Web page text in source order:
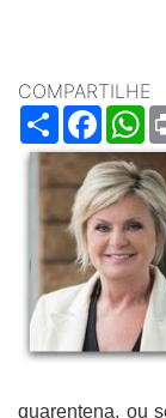
COMPARTILHE
Share
quarentena, ou